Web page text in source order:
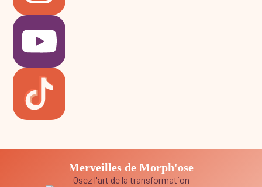
Merveilles de Morph'ose
Osez l'art de la transformation